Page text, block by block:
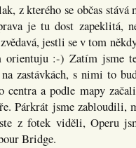
z kterého se občas
je tu dost zapeklitá,
jestli se v tom
:-) Zatím jsme
zastávkách, s nimi to
centra a podle mapy
Párkrát jsme zabloudili,
z fotek viděli, Operu
Bridge.